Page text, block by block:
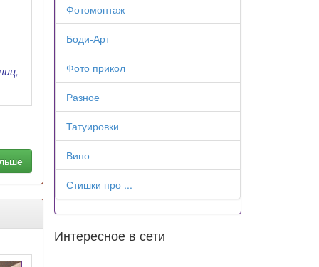
Фотомонтаж
Боди-Арт
Фото прикол
Разное
Татуировки
Вино
Стишки про ...
Интересное в сети